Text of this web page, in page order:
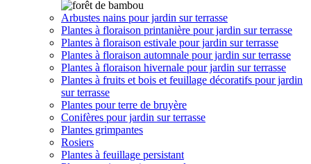
Arbustes nains pour jardin sur terrasse
Plantes à floraison printanière pour jardin sur terrasse
Plantes à floraison estivale pour jardin sur terrasse
Plantes à floraison automnale pour jardin sur terrasse
Plantes à floraison hivernale pour jardin sur terrasse
Plantes à fruits et bois et feuillage décoratifs pour jardin
sur terrasse
Plantes pour terre de bruyère
Conifères pour jardin sur terrasse
Plantes grimpantes
Rosiers
Plantes à feuillage persistant